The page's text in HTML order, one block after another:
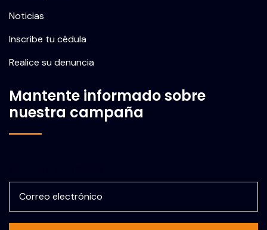
Noticias
Inscribe tu cédula
Realice su denuncia
Mantente informado sobre
nuestra campaña